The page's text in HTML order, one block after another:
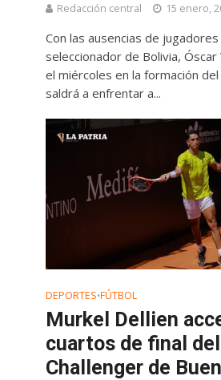
Redacción central 15 enero,
Con las ausencias de
seleccionador de Bolivia,
el miércoles en la formación del
saldrá a enfrentar a...
DEPORTES•FÚTBOL
Murkel Dellien
cuartos de final del
Challenger de